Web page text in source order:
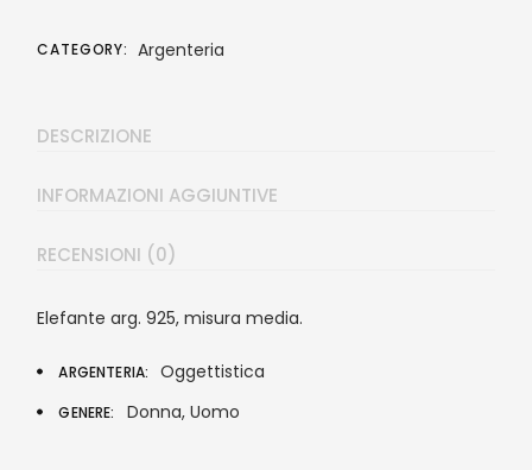
CATEGORY: Argenteria
DESCRIZIONE
INFORMAZIONI AGGIUNTIVE
RECENSIONI (0)
Elefante arg. 925, misura media.
ARGENTERIA Oggettistica
GENERE Donna, Uomo